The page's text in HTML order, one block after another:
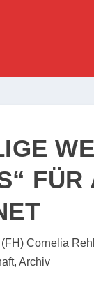
FÜR
(FH) Cornelia
,Archiv